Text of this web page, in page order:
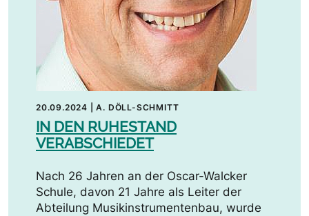
20.09.2024 |A. DÖLL-SCHMITT
IN DEN RUHESTAND
VERABSCHIEDET
Nach 26 Jahren an der Oscar-Walcker
Schule, davon 21 Jahre als Leiter der
Abteilung Musikinstrumentenbau, wurde